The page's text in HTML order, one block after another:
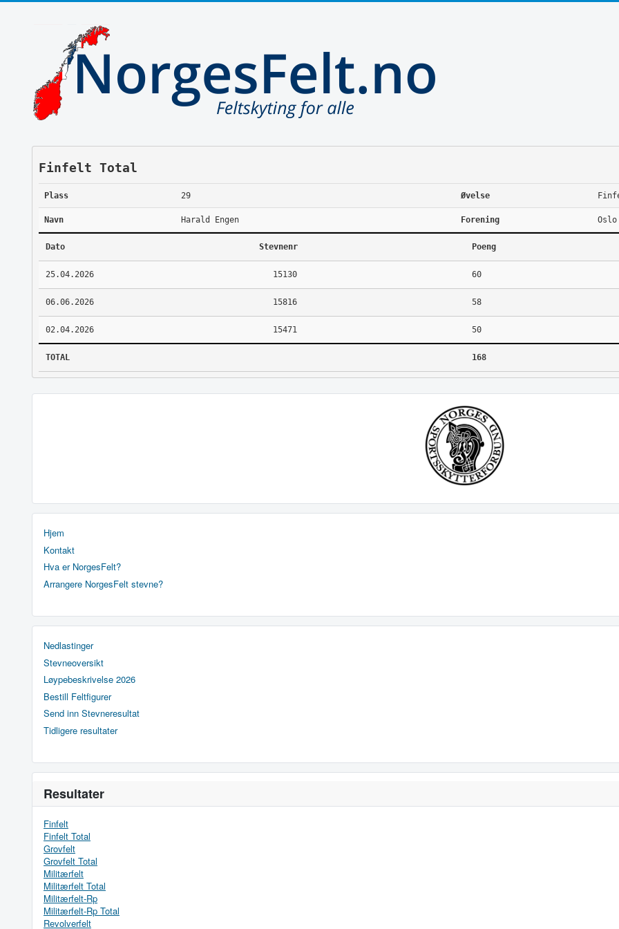
Finfelt Total
Plass 29 Øvelse
Navn Harald Engen Forening
Dato Stevnenr Poeng
25.04.2026 15130 60
06.06.2026 15816 58
02.04.2026 15471 50
TOTAL 168
Hjem
Kontakt
Hva er NorgesFelt?
Arrangere NorgesFelt stevne?
Nedlastinger
Stevneoversikt
Løypebeskrivelse 2026
Bestill Feltfigurer
Send inn Stevneresultat
Tidligere resultater
Resultater
Finfelt
Finfelt Total
Grovfelt
Grovfelt Total
Militærfelt
Militærfelt Total
Militærfelt-Rp
Militærfelt-Rp Total
Revolverfelt